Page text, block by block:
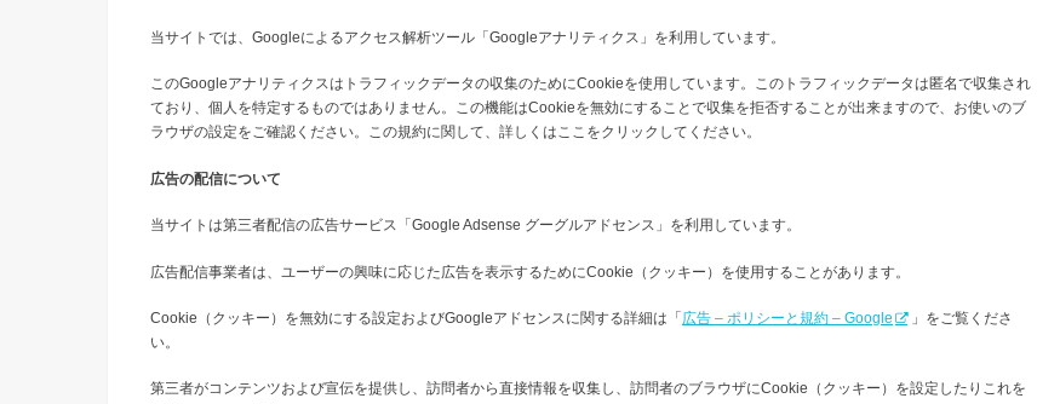
当サイトでは、Googleによるアクセス解析ツール「Googleアナリティクス」を利用しています。
このGoogleアナリティクスはトラフィックデータの収集のためにCookieを使用しています。このトラフィックデータは匿名で収集され
ており、個人を特定するものではありません。この機能はCookieを無効にすることで収集を拒否することが出来ますので、お使いのブ
ラウザの設定をご確認ください。この規約に関して、詳しくはここをクリックしてください。
広告の配信について
当サイトは第三者配信の広告サービス「Google Adsense グーグルアドセンス」を利用しています。
広告配信事業者は、ユーザーの興味に応じた広告を表示するためにCookie（クッキー）を使用することがあります。
Cookie（クッキー）を無効にする設定およびGoogleアドセンスに関する詳細は「 広告 – ポリシーと規約 – Google
」をご覧くださ
い。
第三者がコンテンツおよび宣伝を提供し、訪問者から直接情報を収集し、訪問者のブラウザにCookie（クッキー）を設定したりこれを